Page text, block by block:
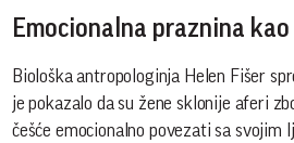
Emocionalna praznina
Biološka antropologinja Helen Fišer
je pokazalo da su žene sklonije aferi
češće emocionalno povezati sa svojim